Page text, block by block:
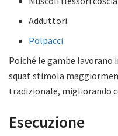
Adduttori
Polpacci
Poiché le gambe lavorano
squat stimola
tradizionale, migliorando
Esecuzione